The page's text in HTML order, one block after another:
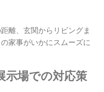
離、玄関からリビングま
家事がいかにスムーズに
示場での対応策